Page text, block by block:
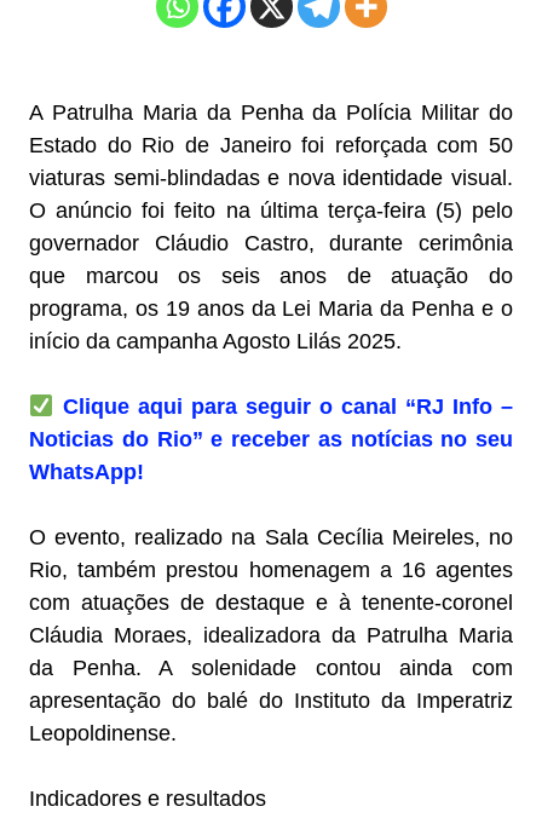
A Patrulha Maria da Penha da Polícia Militar do
Estado do Rio de Janeiro foi reforçada com 50
viaturas semi-blindadas e nova identidade visual.
O anúncio foi feito na última terça-feira (5) pelo
governador Cláudio Castro, durante cerimônia
que marcou os seis anos de atuação do
programa, os 19 anos da Lei Maria da Penha e o
início da campanha Agosto Lilás 2025.
Clique aqui para seguir o canal “RJ Info –
Noticias do Rio” e receber as notícias no seu
WhatsApp!
O evento, realizado na Sala Cecília Meireles, no
Rio, também prestou homenagem a 16 agentes
com atuações de destaque e à tenente-coronel
Cláudia Moraes, idealizadora da Patrulha Maria
da Penha. A solenidade contou ainda com
apresentação do balé do Instituto da Imperatriz
Leopoldinense.
Indicadores e resultados